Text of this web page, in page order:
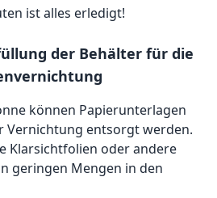
ist alles erledigt!
der Behälter für die
können Papierunterlagen
Vernichtung entsorgt werden.
Klarsichtfolien oder andere
geringen Mengen in den